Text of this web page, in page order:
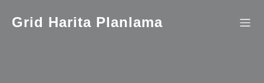
Grid Harita Planlama